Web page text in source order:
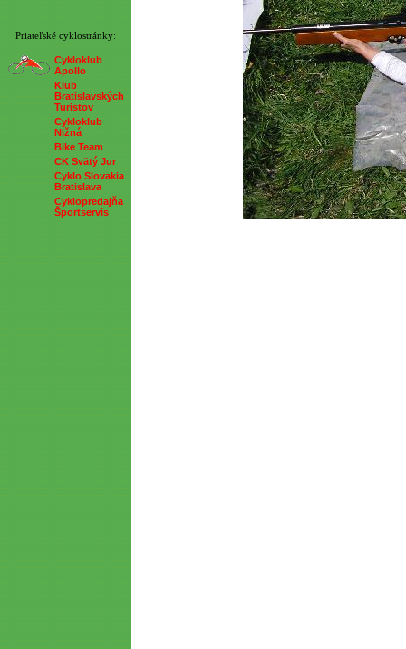
Priateľské cyklostránky:
Cykloklub
Apollo
Klub
Bratislavských
Turistov
Cykloklub
Nižná
Bike Team
CK Svätý Jur
Cyklo Slovakia
Bratislava
Cyklopredajňa
Športservis